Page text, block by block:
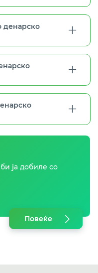
денарско
ја добиле со
Повеќе